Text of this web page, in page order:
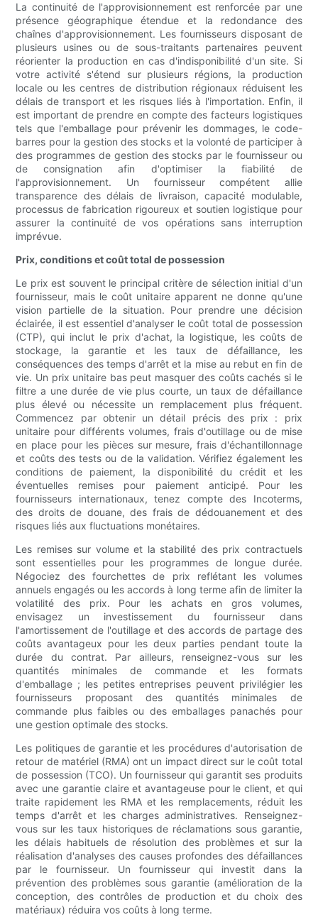
La continuité de l'approvisionnement est renforcée par une
présence géographique étendue et la redondance des
chaînes d'approvisionnement. Les fournisseurs disposant de
plusieurs usines ou de sous-traitants partenaires peuvent
réorienter la production en cas d'indisponibilité d'un site. Si
votre activité s'étend sur plusieurs régions, la production
locale ou les centres de distribution régionaux réduisent les
délais de transport et les risques liés à l'importation. Enfin, il
est important de prendre en compte des facteurs logistiques
tels que l'emballage pour prévenir les dommages, le code-
barres pour la gestion des stocks et la volonté de participer à
des programmes de gestion des stocks par le fournisseur ou
de consignation afin d'optimiser la fiabilité de
l'approvisionnement. Un fournisseur compétent allie
transparence des délais de livraison, capacité modulable,
processus de fabrication rigoureux et soutien logistique pour
assurer la continuité de vos opérations sans interruption
imprévue.
Prix, conditions et coût total de possession
Le prix est souvent le principal critère de sélection initial d'un
fournisseur, mais le coût unitaire apparent ne donne qu'une
vision partielle de la situation. Pour prendre une décision
éclairée, il est essentiel d'analyser le coût total de possession
(CTP), qui inclut le prix d'achat, la logistique, les coûts de
stockage, la garantie et les taux de défaillance, les
conséquences des temps d'arrêt et la mise au rebut en fin de
vie. Un prix unitaire bas peut masquer des coûts cachés si le
filtre a une durée de vie plus courte, un taux de défaillance
plus élevé ou nécessite un remplacement plus fréquent.
Commencez par obtenir un détail précis des prix : prix
unitaire pour différents volumes, frais d'outillage ou de mise
en place pour les pièces sur mesure, frais d'échantillonnage
et coûts des tests ou de la validation. Vérifiez également les
conditions de paiement, la disponibilité du crédit et les
éventuelles remises pour paiement anticipé. Pour les
fournisseurs internationaux, tenez compte des Incoterms,
des droits de douane, des frais de dédouanement et des
risques liés aux fluctuations monétaires.
Les remises sur volume et la stabilité des prix contractuels
sont essentielles pour les programmes de longue durée.
Négociez des fourchettes de prix reflétant les volumes
annuels engagés ou les accords à long terme afin de limiter la
volatilité des prix. Pour les achats en gros volumes,
envisagez un investissement du fournisseur dans
l'amortissement de l'outillage et des accords de partage des
coûts avantageux pour les deux parties pendant toute la
durée du contrat. Par ailleurs, renseignez-vous sur les
quantités minimales de commande et les formats
d'emballage ; les petites entreprises peuvent privilégier les
fournisseurs proposant des quantités minimales de
commande plus faibles ou des emballages panachés pour
une gestion optimale des stocks.
Les politiques de garantie et les procédures d'autorisation de
retour de matériel (RMA) ont un impact direct sur le coût total
de possession (TCO). Un fournisseur qui garantit ses produits
avec une garantie claire et avantageuse pour le client, et qui
traite rapidement les RMA et les remplacements, réduit les
temps d'arrêt et les charges administratives. Renseignez-
vous sur les taux historiques de réclamations sous garantie,
les délais habituels de résolution des problèmes et sur la
réalisation d'analyses des causes profondes des défaillances
par le fournisseur. Un fournisseur qui investit dans la
prévention des problèmes sous garantie (amélioration de la
conception, des contrôles de production et du choix des
matériaux) réduira vos coûts à long terme.